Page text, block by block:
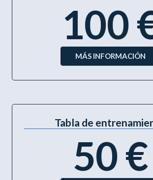
100
MÁS INFORMACIÓN
Tabla de
50 €